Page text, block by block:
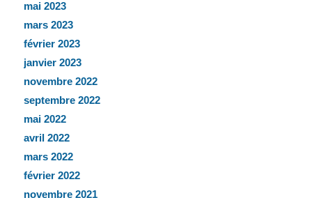
mai 2023
mars 2023
février 2023
janvier 2023
novembre 2022
septembre 2022
mai 2022
avril 2022
mars 2022
février 2022
novembre 2021